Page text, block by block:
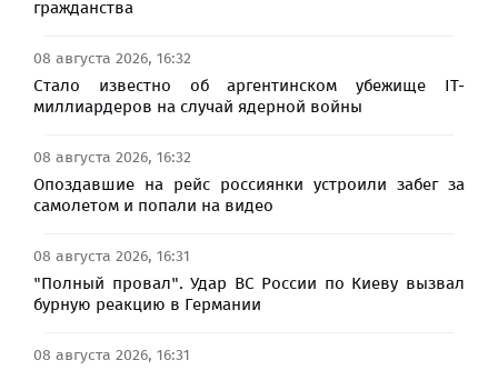
гражданства
08 августа 2026, 16:32
Стало известно об аргентинском убежище IT-
миллиардеров на случай ядерной войны
08 августа 2026, 16:32
Опоздавшие на рейс россиянки устроили забег за
самолетом и попали на видео
08 августа 2026, 16:31
"Полный провал". Удар ВС России по Киеву вызвал
бурную реакцию в Германии
08 августа 2026, 16:31